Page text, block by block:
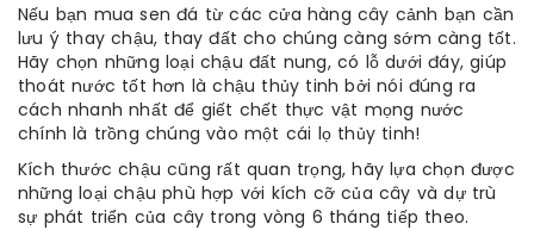
Nếu bạn mua sen đá từ các cửa hàng cây cảnh bạn cần
lưu ý thay chậu, thay đất cho chúng càng sớm càng tốt.
Hãy chọn những loại chậu đất nung, có lỗ dưới đáy, giúp
thoát nước tốt hơn là chậu thủy tinh bởi nói đúng ra
cách nhanh nhất để giết chết thực vật mọng nước
chính là trồng chúng vào một cái lọ thủy tinh!
Kích thước chậu cũng rất quan trọng, hãy lựa chọn được
những loại chậu phù hợp với kích cỡ của cây và dự trù
sự phát triển của cây trong vòng 6 tháng tiếp theo.